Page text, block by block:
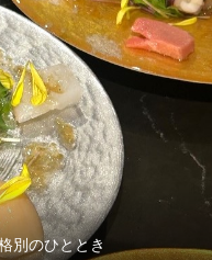
別のひととき